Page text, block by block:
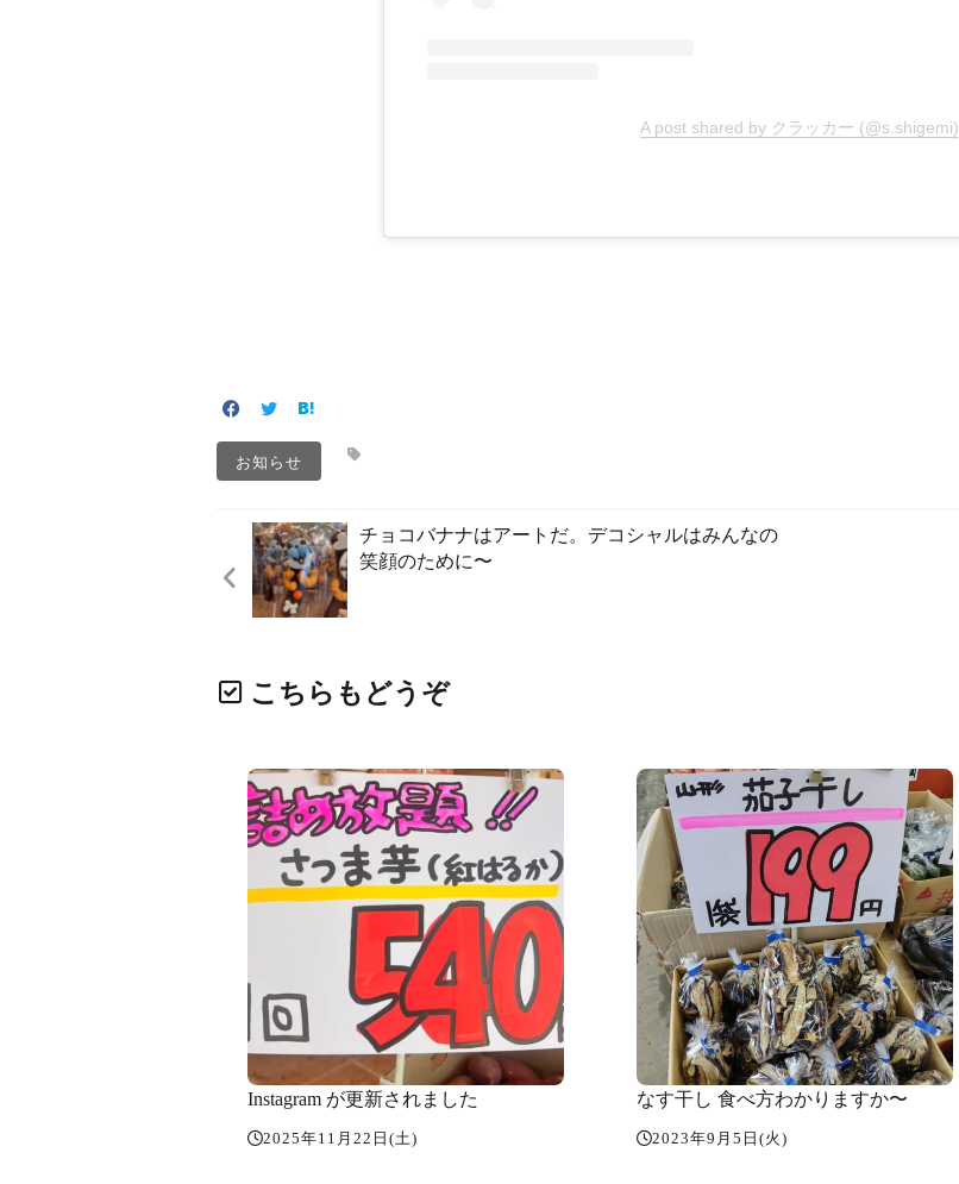
A post shared by クラッカー (@s.shigemi)
お知らせ
チョコバナナはアートだ。デコシャルはみんなの
笑顔のために〜
こちらもどうぞ
Instagram が更新されました
2025年11月22日(土)
なす干し 食べ方わかりますか〜
2023年9月5日(火)